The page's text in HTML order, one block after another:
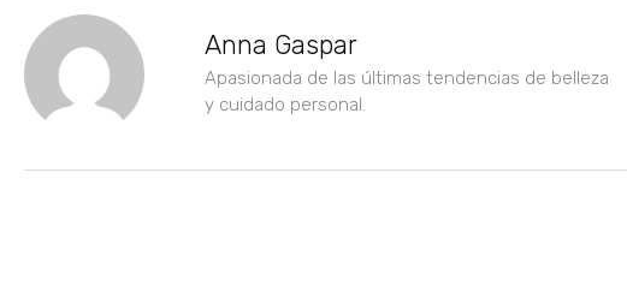
Anna Gaspar
Apasionada de las últimas tendencias de belleza
y cuidado personal.